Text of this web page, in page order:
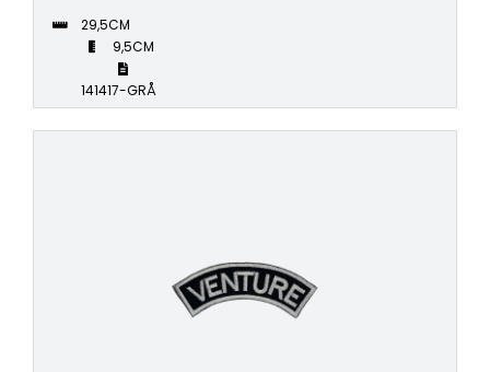
29,5CM
9,5CM
141417-GRÅ